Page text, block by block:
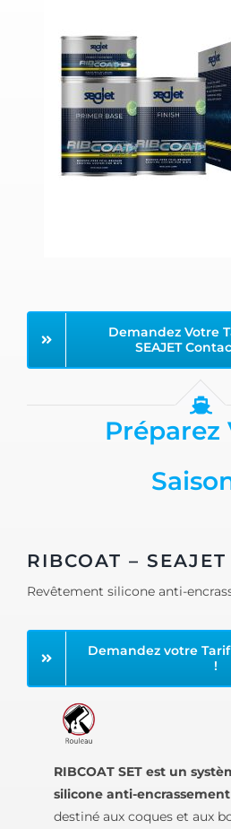
Demandez Votre
SEAJET
Préparez
RIBCOAT – SEAJET
Revêtement silicone anti-
Demandez votre
!
RIBCOAT SET est un
silicone anti-
destiné aux coques et aux